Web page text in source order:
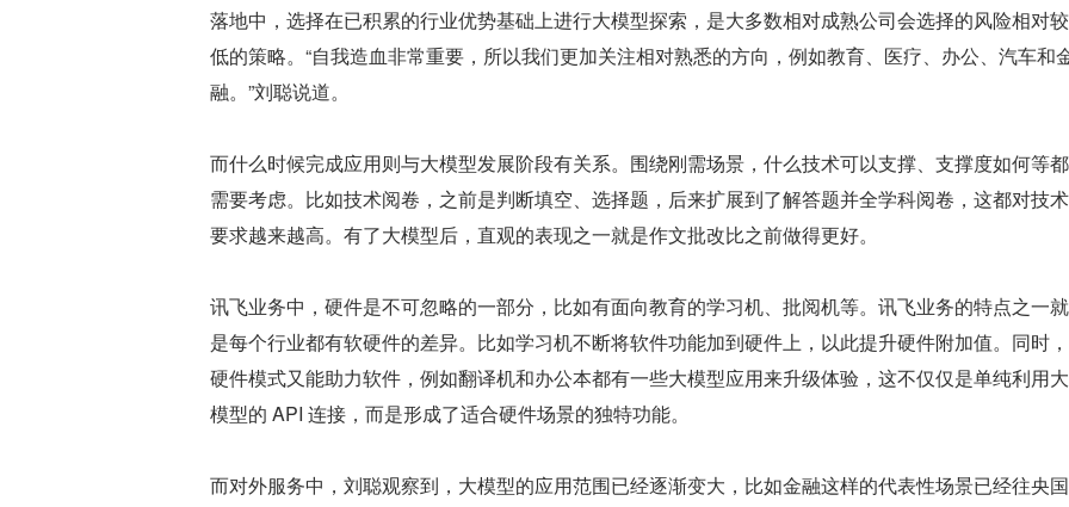
落地中，选择在已积累的行业优势基础上进行大模型探索，是大多数相对成熟公司会选择的风险相对较
低的策略。“自我造血非常重要，所以我们更加关注相对熟悉的方向，例如教育、医疗、办公、汽车和
融。”刘聪说道。
而什么时候完成应用则与大模型发展阶段有关系。围绕刚需场景，什么技术可以支撑、支撑度如何等都
需要考虑。比如技术阅卷，之前是判断填空、选择题，后来扩展到了解答题并全学科阅卷，这都对技术
要求越来越高。有了大模型后，直观的表现之一就是作文批改比之前做得更好。
讯飞业务中，硬件是不可忽略的一部分，比如有面向教育的学习机、批阅机等。讯飞业务的特点之一就
是每个行业都有软硬件的差异。比如学习机不断将软件功能加到硬件上，以此提升硬件附加值。同时，
硬件模式又能助力软件，例如翻译机和办公本都有一些大模型应用来升级体验，这不仅仅是单纯利用大
模型的 API 连接，而是形成了适合硬件场景的独特功能。
而对外服务中，刘聪观察到，大模型的应用范围已经逐渐变大，比如金融这样的代表性场景已经往央国